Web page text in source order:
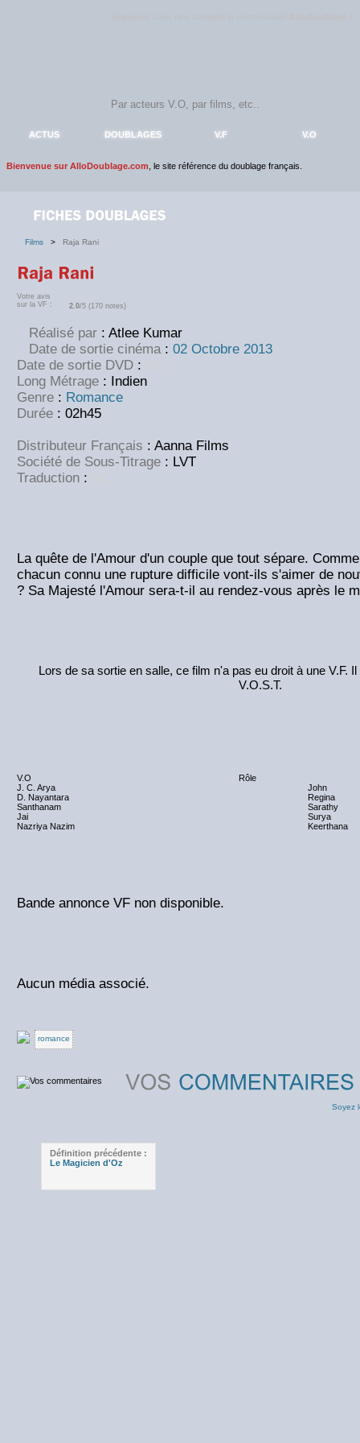
ACTUS DOUBLAGES V.F V.O
Bienvenue sur AlloDoublage.com , le site référence du doublage français.
Films > Raja Rani
Votre avis
sur la VF :
2.0/5 (170 notes)
Réalisé par : Atlee Kumar
Date de sortie cinéma : 02 Octobre 2013
Date de sortie DVD :
Long Métrage : Indien
Genre : Romance
Durée : 02h45
Distributeur Français : Aanna Films
Société de Sous-Titrage : LVT
Traduction :
La quête de l'Amour d'un couple que tout sépare.
chacun connu une rupture difficile vont-ils s'aimer de
? Sa Majesté l'Amour sera-t-il au rendez-vous après le
Lors de sa sortie en salle, ce film n'a pas eu droit à une V.F.
V.O.S.T.
V.O
Rôle
J. C. Arya
John
D. Nayantara
Regina
Santhanam
Sarathy
Jai
Surya
Nazriya Nazim
Keerthana
Bande annonce VF non disponible.
Aucun média associé.
romance
Soyez
Définition précédente :
Le Magicien d'Oz